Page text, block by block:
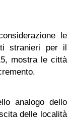
le
stranieri per il
mostra le città
analogo dello
delle località